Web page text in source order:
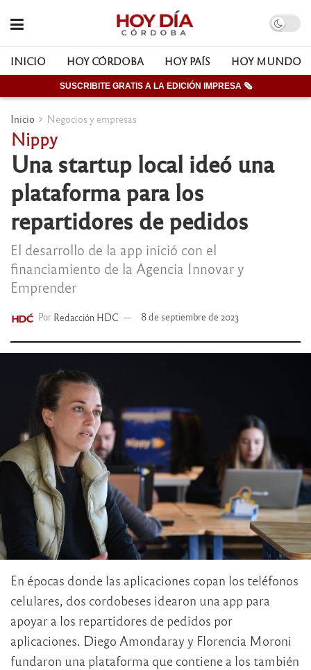
INICIO HOY CÓRDOBA HOY PAÍS HOY MUNDO
SUSCRIBITE GRATIS A LA EDICIÓN IMPRESA 🗞
Inicio Negocios y empresas
Nippy
Una startup local ideó una
plataforma para los
repartidores de pedidos
El desarrollo de la app inició con el
financiamiento de la Agencia Innovar y
Emprender
Por Redacción HDC 8 de septiembre de 2023
En épocas donde las aplicaciones copan los teléfonos
celulares, dos cordobeses idearon una app para
apoyar a los repartidores de pedidos por
aplicaciones. Diego Amondaray y Florencia Moroni
fundaron una plataforma que contiene a los también